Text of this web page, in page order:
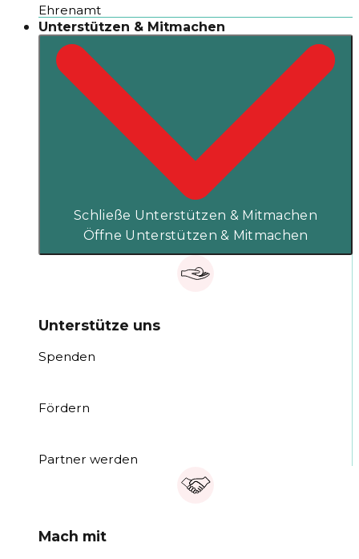
Ehrenamt
Unterstützen & Mitmachen
Schließe Unterstützen & Mitmachen
Öffne Unterstützen & Mitmachen
Unterstütze uns
Spenden
Fördern
Partner werden
Mach mit